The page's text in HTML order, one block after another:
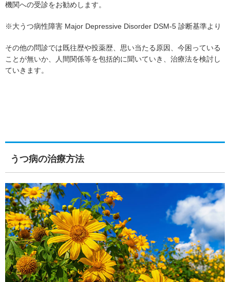
機関への受診をお勧めします。
※大うつ病性障害 Major Depressive Disorder DSM-5 診断基準より
その他の問診では既往歴や投薬歴、思い当たる原因、今困っている
ことが無いか、人間関係等を包括的に聞いていき、治療法を検討し
ていきます。
うつ病の治療方法